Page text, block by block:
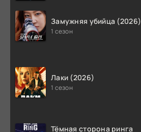
Замужняя убийца (2026)
1 сезон
Лаки (2026)
1 сезон
Тёмная сторона ринга